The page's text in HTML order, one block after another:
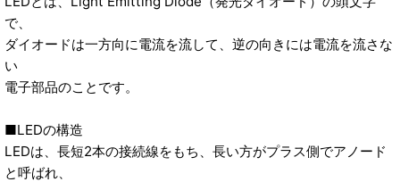
で、
ダイオードは一方向に電流を流して、逆の向きには電流を流さな
い
電子部品のことです。
■LEDの構造
LEDは、長短2本の接続線をもち、長い方がプラス側でアノード
と呼ばれ、